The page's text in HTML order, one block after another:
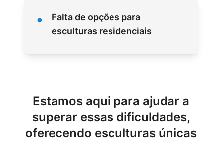
•
Falta de opções para
esculturas residenciais
Estamos aqui para ajudar a
superar essas dificuldades,
oferecendo esculturas únicas